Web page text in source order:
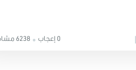
6238 مشاهدات 0 إعجاب